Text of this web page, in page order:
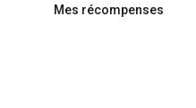
Mes récompenses